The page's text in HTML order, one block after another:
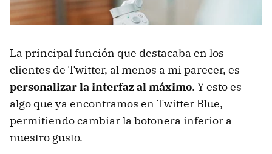
La principal función que destacaba en los
clientes de Twitter, al menos a mi parecer, es
personalizar la interfaz al máximo. Y esto es
algo que ya encontramos en Twitter Blue,
permitiendo cambiar la botonera inferior a
nuestro gusto.